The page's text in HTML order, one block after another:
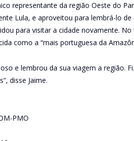
representante da região Oeste do
Lula, e aproveitou para lembrá-lo
para visitar a cidade novamente.
como a “mais portuguesa da
e lembrou da sua viagem a região.
disse Jaime.
PMO